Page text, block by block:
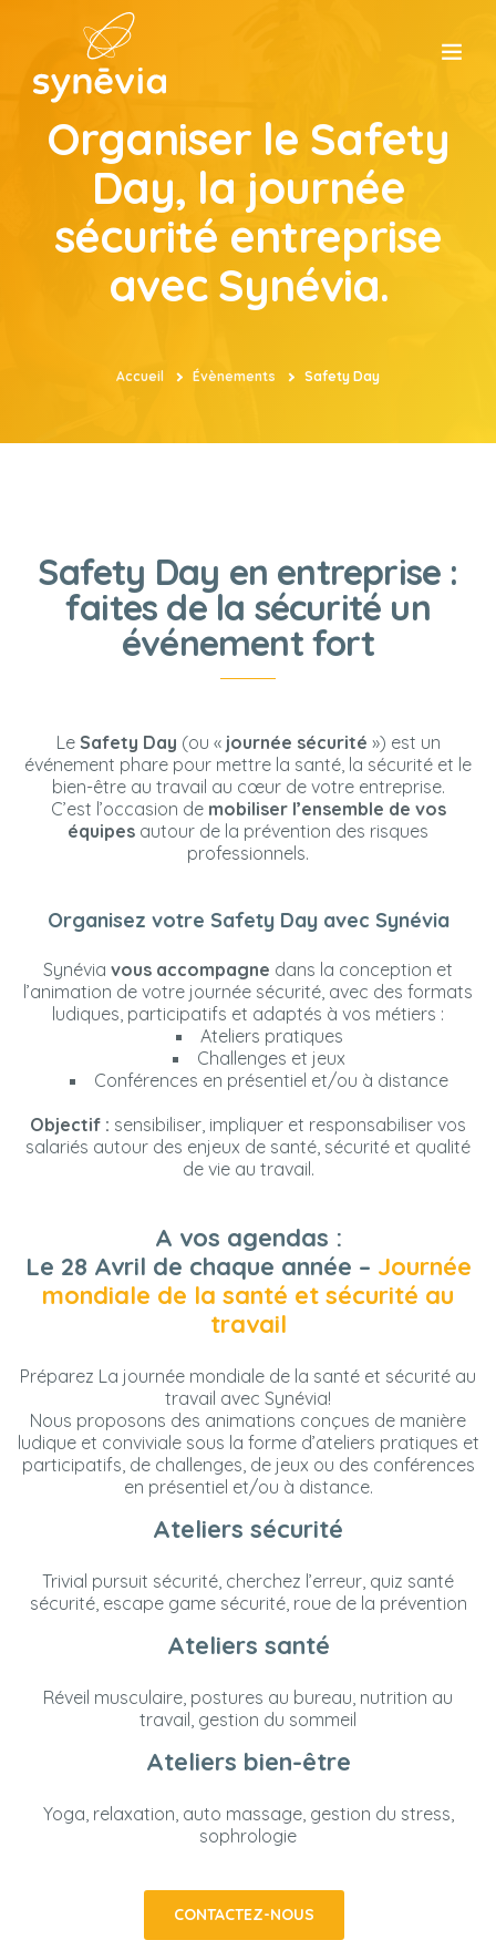
ACCUEIL
CONSEIL
FORMATION
MUSCULAIRE
CONTACT
Organiser le Safety
Day, la journée
sécurité entreprise
avec Synévia.
Accueil Évènements Safety Day
Safety Day en entreprise :
faites de la sécurité un
événement fort
Le Safety Day (ou « journée sécurité ») est un
événement phare pour mettre la santé, la sécurité et le
bien-être au travail au cœur de votre entreprise.
C’est l’occasion de mobiliser l’ensemble de vos
équipes autour de la prévention des risques
professionnels.
Organisez votre Safety Day avec Synévia
Synévia vous accompagne dans la conception et
l’animation de votre journée sécurité, avec des formats
ludiques, participatifs et adaptés à vos métiers :
Ateliers pratiques
Challenges et jeux
Conférences en présentiel et/ou à distance
Objectif : sensibiliser, impliquer et responsabiliser vos
salariés autour des enjeux de santé, sécurité et qualité
de vie au travail.
A vos agendas :
Le 28 Avril de chaque année – Journée
mondiale de la santé et sécurité au
travail
Préparez La journée mondiale de la santé et sécurité au
travail avec Synévia!
Nous proposons des animations conçues de manière
ludique et conviviale sous la forme d’ateliers pratiques et
participatifs, de challenges, de jeux ou des conférences
en présentiel et/ou à distance.
Ateliers sécurité
Trivial pursuit sécurité, cherchez l’erreur, quiz santé
sécurité, escape game sécurité, roue de la prévention
Ateliers santé
Réveil musculaire, postures au bureau, nutrition au
travail, gestion du sommeil
Ateliers bien-être
Yoga, relaxation, auto massage, gestion du stress,
sophrologie
CONTACTEZ-NOUS